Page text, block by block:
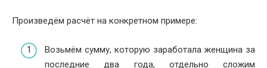
Произведём расчёт на конкретном примере:
Возьмём сумму, которую заработала женщина за
последние два года, отдельно сложим